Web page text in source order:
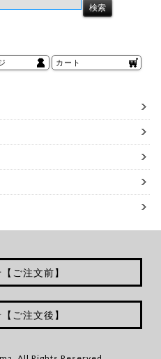
カート
ご注文前】
ご注文後】